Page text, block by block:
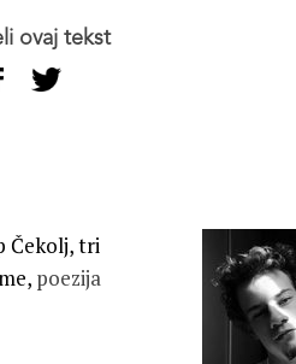
ovaj tekst
Čekolj, tri
poezija